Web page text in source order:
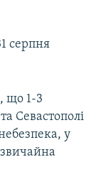
серпня
що 1-3
Севастополі
у